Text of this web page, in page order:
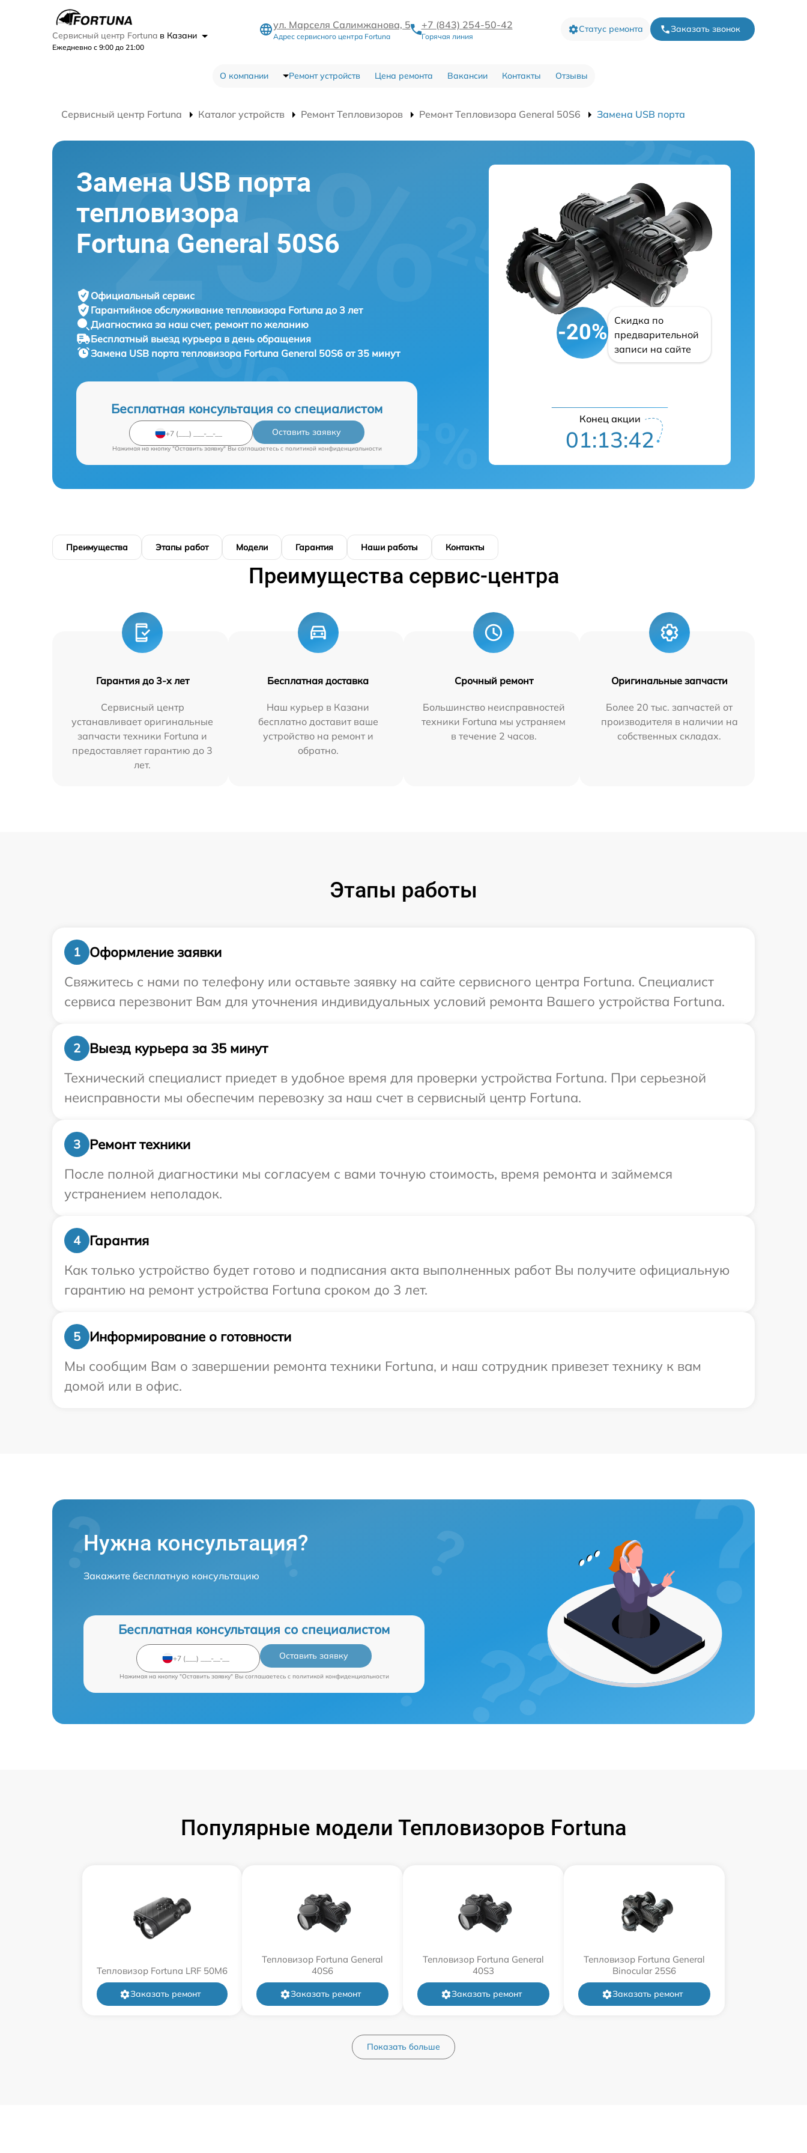
Сервисный центр Fortuna в Казани
Ежедневно с 9:00 до 21:00
ул. Марселя Салимжанова, 5
Адрес сервисного центра Fortuna
+7 (843) 254-50-42
Горячая линия
Статус ремонта Заказать звонок
О компании Ремонт устройств Цена ремонта Вакансии Контакты Отзывы
Сервисный центр Fortuna Каталог устройств Ремонт Тепловизоров Ремонт Тепловизора General 50S6 Замена USB порта
Замена USB порта
тепловизора
Fortuna General 50S6
Официальный сервис
Гарантийное обслуживание тепловизора Fortuna до 3 лет
Диагностика за наш счет, ремонт по желанию
Бесплатный выезд курьера в день обращения
Замена USB порта тепловизора Fortuna General 50S6 от 35 минут
Бесплатная консультация со специалистом
Оставить заявку
Нажимая на кнопку "Оставить заявку" Вы соглашаетесь c политикой конфиденциальности
-20%
Скидка по
предварительной
записи на сайте
Конец акции
01:13:41
Преимущества Этапы работ Модели Гарантия Наши работы Контакты
Преимущества сервис-центра
Гарантия до 3-х лет
Сервисный центр
устанавливает оригинальные
запчасти техники Fortuna и
предоставляет гарантию до 3
лет.
Бесплатная доставка
Наш курьер в Казани
бесплатно доставит ваше
устройство на ремонт и
обратно.
Срочный ремонт
Большинство неисправностей
техники Fortuna мы устраняем
в течение 2 часов.
Оригинальные запчасти
Более 20 тыс. запчастей от
производителя в наличии на
собственных складах.
Этапы работы
1
Оформление заявки
Свяжитесь с нами по телефону или оставьте заявку на сайте сервисного центра Fortuna. Специалист
сервиса перезвонит Вам для уточнения индивидуальных условий ремонта Вашего устройства Fortuna.
2
Выезд курьера за 35 минут
Технический специалист приедет в удобное время для проверки устройства Fortuna. При серьезной
неисправности мы обеспечим перевозку за наш счет в сервисный центр Fortuna.
3
Ремонт техники
После полной диагностики мы согласуем с вами точную стоимость, время ремонта и займемся
устранением неполадок.
4
Гарантия
Как только устройство будет готово и подписания акта выполненных работ Вы получите официальную
гарантию на ремонт устройства Fortuna сроком до 3 лет.
5
Информирование о готовности
Мы сообщим Вам о завершении ремонта техники Fortuna, и наш сотрудник привезет технику к вам
домой или в офис.
Нужна консультация?
Закажите бесплатную консультацию
Бесплатная консультация со специалистом
Оставить заявку
Нажимая на кнопку "Оставить заявку" Вы соглашаетесь c политикой конфиденциальности
Популярные модели Тепловизоров Fortuna
Тепловизор Fortuna LRF 50M6
Заказать ремонт
Тепловизор Fortuna General
40S6
Заказать ремонт
Тепловизор Fortuna General
40S3
Заказать ремонт
Тепловизор Fortuna General
Binocular 25S6
Заказать ремонт
Показать больше